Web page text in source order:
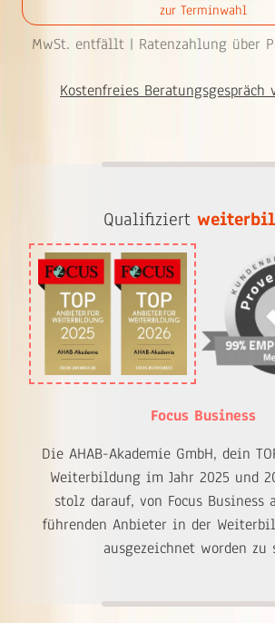
zur Terminwahl
MwSt. entfällt | Ratenzahlung über
Kostenfreies Beratungsgespräch
Qualifiziert
Focus Business
Die AHAB-Akademie GmbH, dein
Weiterbildung im Jahr 2025 und
stolz darauf, von Focus Business
führenden Anbieter in der
ausgezeichnet worden zu